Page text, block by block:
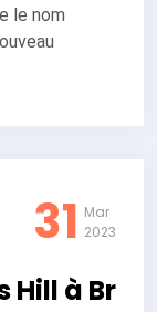
le nom
31 Mar
2023
Hill à Br